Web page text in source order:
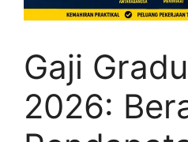
Gaji
2026: